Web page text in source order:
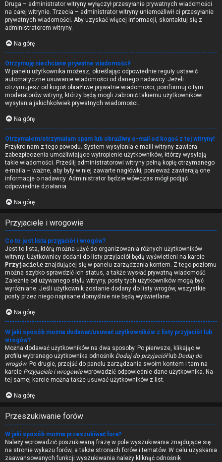
Druga – administrator witryny wyłączył przesyłanie prywatnych wiadomości
na całej witrynie. Trzecia – administrator witryny uniemożliwił ci przesyłanie
prywatnych wiadomości. Aby uzyskać więcej informacji, skontaktuj się z
administratorem witryny.
Na górę
Otrzymuję niechciane prywatne wiadomości!
W panelu użytkownika możesz, określając odpowiednie reguły ustawić
automatyczne usuwanie wiadomości od danego nadawcy. Jeżeli
otrzymujesz od kogoś obraźliwe prywatne wiadomości, poinformuj o tym
moderatorów witryny, którzy będą mogli zabronić takiemu użytkownikowi
wysyłania jakichkolwiek prywatnych wiadomości.
Na górę
Otrzymałem/otrzymałam spam lub obraźliwy e-mail od kogoś z tej witryny!
Przykro nam z tego powodu. System wysyłania e-maili witryny zawiera
zabezpieczenia umożliwiające wytropienie użytkowników, którzy wysyłają
takie wiadomości. Prześlij administratorowi witryny pełną kopię otrzymanego
e-maila – ważne, aby były w niej zawarte nagłówki, ponieważ zawierają one
informacje o nadawcy. Administrator będzie wówczas mógł podjąć
odpowiednie działania.
Na górę
Przyjaciele i wrogowie
Co to jest lista przyjaciół i wrogów?
Jest to lista, którą można użyć do organizowania różnych użytkowników
witryny. Użytkownicy dodani do listy przyjaciół będą wyświetleni na karcie
Przyjaciele znajdującej się w panelu zarządzania kontem. Z tego poziomu
można szybko sprawdzić ich status, a także wysłać prywatną wiadomość.
Zależnie od używanego stylu witryny, posty tych użytkowników mogą być
wyróżniane. Jeśli użytkownik zostanie dodany do listy wrogów, wszystkie
posty przez niego napisane domyślnie nie będą wyświetlane.
Na górę
W jaki sposób można dodawać/usuwać użytkowników z listy przyjaciół lub
wrogów?
Można dodawać użytkowników na dwa sposoby. Po pierwsze, klikając w
profilu wybranego użytkownika odnośnik Dodaj do przyjaciółlub Dodaj do
wrogów. Po drugie, przejść do panelu zarządzania swoim kontem i tam na
karcie Przyjaciele i wrogowiewprowadzić odpowiednie dane użytkownika. Na
tej samej karcie można także usuwać użytkowników z list.
Na górę
Przeszukiwanie forów
W jaki sposób można przeszukiwać fora?
Należy wprowadzić poszukiwaną frazę w pole wyszukiwania znajdujące się
na stronie wykazu forów, a także stronach forów i tematów. W celu uzyskania
zaawansowanych funkcji wyszukiwania należy kliknąć odnośnik